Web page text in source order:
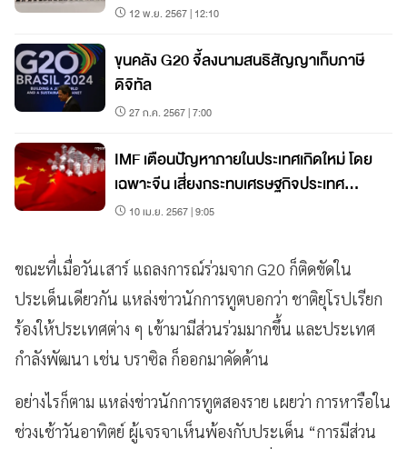
12 พ.ย. 2567 | 12:10
ขุนคลัง G20 จี้ลงนามสนธิสัญญาเก็บภาษี
ดิจิทัล
27 ก.ค. 2567 | 7:00
IMF เตือนปัญหาภายในประเทศเกิดใหม่ โดย
เฉพาะจีน เสี่ยงกระทบเศรษฐกิจประเทศ
ร่ำรวย
10 เม.ย. 2567 | 9:05
ขณะที่เมื่อวันเสาร์ แถลงการณ์ร่วมจาก G20 ก็ติดขัดใน
ประเด็นเดียวกัน แหล่งข่าวนักการทูตบอกว่า ชาติยุโรปเรียก
ร้องให้ประเทศต่าง ๆ เข้ามามีส่วนร่วมมากขึ้น และประเทศ
กำลังพัฒนา เช่น บราซิล ก็ออกมาคัดค้าน
อย่างไรก็ตาม แหล่งข่าวนักการทูตสองราย เผยว่า การหารือใน
ช่วงเช้าวันอาทิตย์ ผู้เจรจาเห็นพ้องกับประเด็น “การมีส่วน